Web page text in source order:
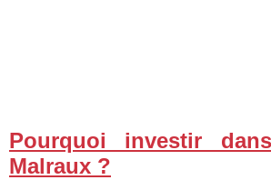
Pourquoi investir
Malraux ?